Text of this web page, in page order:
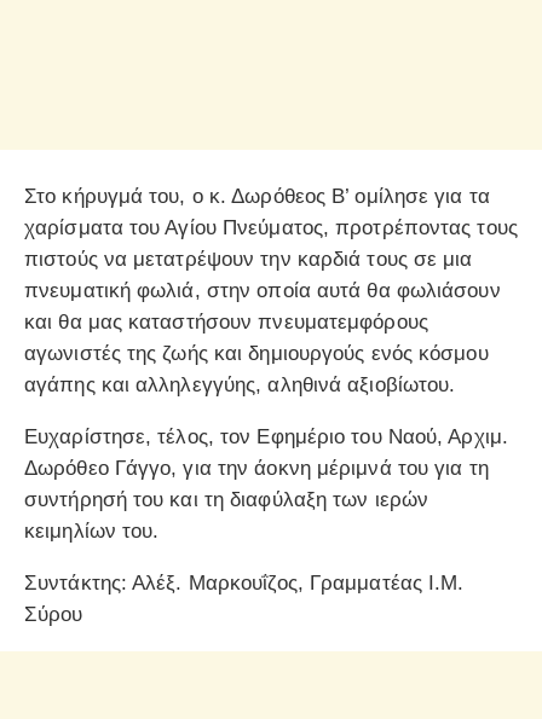
Στο κήρυγμά του, ο κ. Δωρόθεος Β’ ομίλησε για τα
χαρίσματα του Αγίου Πνεύματος, προτρέποντας τους
πιστούς να μετατρέψουν την καρδιά τους σε μια
πνευματική φωλιά, στην οποία αυτά θα φωλιάσουν
και θα μας καταστήσουν πνευματεμφόρους
αγωνιστές της ζωής και δημιουργούς ενός κόσμου
αγάπης και αλληλεγγύης, αληθινά αξιοβίωτου.
Ευχαρίστησε, τέλος, τον Εφημέριο του Ναού, Αρχιμ.
Δωρόθεο Γάγγο, για την άοκνη μέριμνά του για τη
συντήρησή του και τη διαφύλαξη των ιερών
κειμηλίων του.
Συντάκτης: Αλέξ. Μαρκουΐζος, Γραμματέας Ι.Μ.
Σύρου